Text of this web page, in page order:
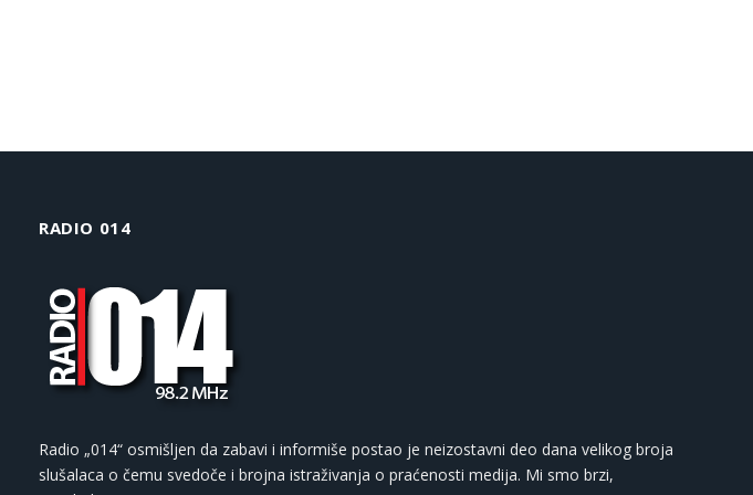
RADIO 014
Radio „014“ osmišljen da zabavi i informiše postao je neizostavni deo dana velikog broja
slušalaca o čemu svedoče i brojna istraživanja o praćenosti medija. Mi smo brzi,